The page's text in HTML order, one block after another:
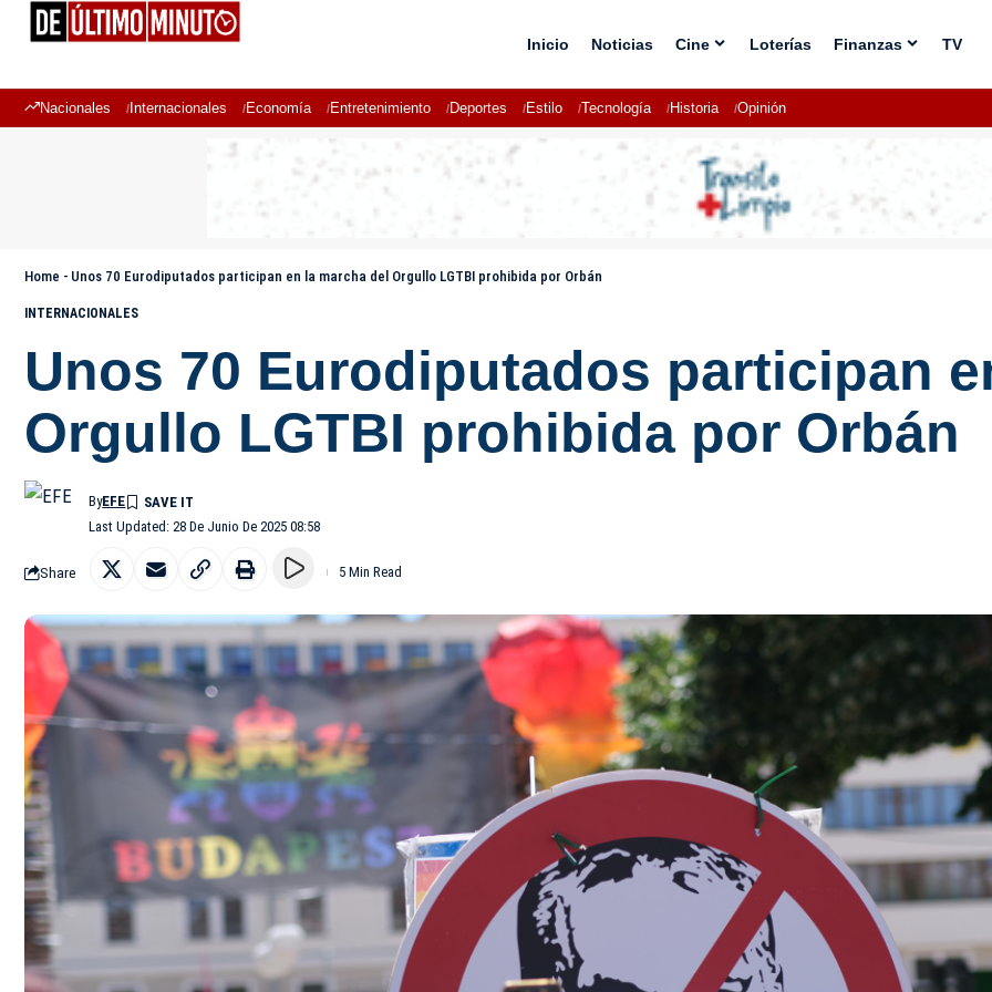
Inicio Noticias Cine Loterías Finanzas TV
Nacionales Internacionales Economía Entretenimiento Deportes Estilo Tecnología Historia Opinión
Home - Unos 70 Eurodiputados participan en la marcha del Orgullo LGTBI prohibida por Orbán
INTERNACIONALES
Unos 70 Eurodiputados participan
Orgullo LGTBI prohibida por Orbán
Last Updated: 28 De Junio De 2025 08:58
ByEFE
Share 5 Min Read